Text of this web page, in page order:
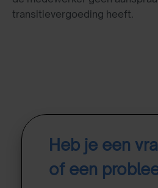
transitievergoeding heeft.
Heb je een
of een